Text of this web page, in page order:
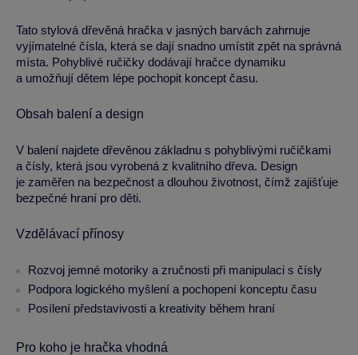
Tato stylová dřevěná hračka v jasných barvách zahrnuje
vyjímatelné čísla, která se dají snadno umístit zpět na správná
místa. Pohyblivé ručičky dodávají hračce dynamiku
a umožňují dětem lépe pochopit koncept času.
Obsah balení a design
V balení najdete dřevěnou základnu s pohyblivými ručičkami
a čísly, která jsou vyrobená z kvalitního dřeva. Design
je zaměřen na bezpečnost a dlouhou životnost, čímž zajišťuje
bezpečné hraní pro děti.
Vzdělávací přínosy
Rozvoj jemné motoriky a zručnosti při manipulaci s čísly
Podpora logického myšlení a pochopení konceptu času
Posílení představivosti a kreativity během hraní
Pro koho je hračka vhodná